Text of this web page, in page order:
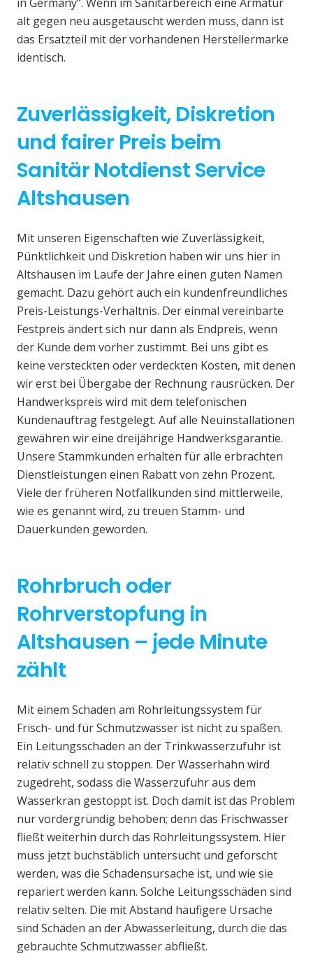
alt gegen neu ausgetauscht werden muss, dann ist
das Ersatzteil mit der vorhandenen Herstellermarke
identisch.
Zuverlässigkeit, Diskretion
und fairer Preis beim
Sanitär Notdienst Service
Altshausen
Mit unseren Eigenschaften wie Zuverlässigkeit,
Pünktlichkeit und Diskretion haben wir uns hier in
Altshausen im Laufe der Jahre einen guten Namen
gemacht. Dazu gehört auch ein kundenfreundliches
Preis-Leistungs-Verhältnis. Der einmal vereinbarte
Festpreis ändert sich nur dann als Endpreis, wenn
der Kunde dem vorher zustimmt. Bei uns gibt es
keine versteckten oder verdeckten Kosten, mit denen
wir erst bei Übergabe der Rechnung rausrücken. Der
Handwerkspreis wird mit dem telefonischen
Kundenauftrag festgelegt. Auf alle Neuinstallationen
gewähren wir eine dreijährige Handwerksgarantie.
Unsere Stammkunden erhalten für alle erbrachten
Dienstleistungen einen Rabatt von zehn Prozent.
Viele der früheren Notfallkunden sind mittlerweile,
wie es genannt wird, zu treuen Stamm- und
Dauerkunden geworden.
Rohrbruch oder
Rohrverstopfung in
Altshausen – jede Minute
zählt
Mit einem Schaden am Rohrleitungssystem für
Frisch- und für Schmutzwasser ist nicht zu spaßen.
Ein Leitungsschaden an der Trinkwasserzufuhr ist
relativ schnell zu stoppen. Der Wasserhahn wird
zugedreht, sodass die Wasserzufuhr aus dem
Wasserkran gestoppt ist. Doch damit ist das Problem
nur vordergründig behoben; denn das Frischwasser
fließt weiterhin durch das Rohrleitungssystem. Hier
muss jetzt buchstäblich untersucht und geforscht
werden, was die Schadensursache ist, und wie sie
repariert werden kann. Solche Leitungsschäden sind
relativ selten. Die mit Abstand häufigere Ursache
sind Schäden an der Abwasserleitung, durch die das
gebrauchte Schmutzwasser abfließt.